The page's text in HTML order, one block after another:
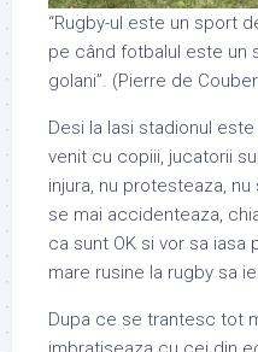
“Rugby-ul este un sport
pe când fotbalul este un
golani”. (Pierre de
Desi la Iasi stadionul
venit cu copiii, jucatorii
injura, nu protesteaza,
se mai accidenteaza,
ca sunt OK si vor sa
mare rusine la rugby sa
Dupa ce se trantesc tot